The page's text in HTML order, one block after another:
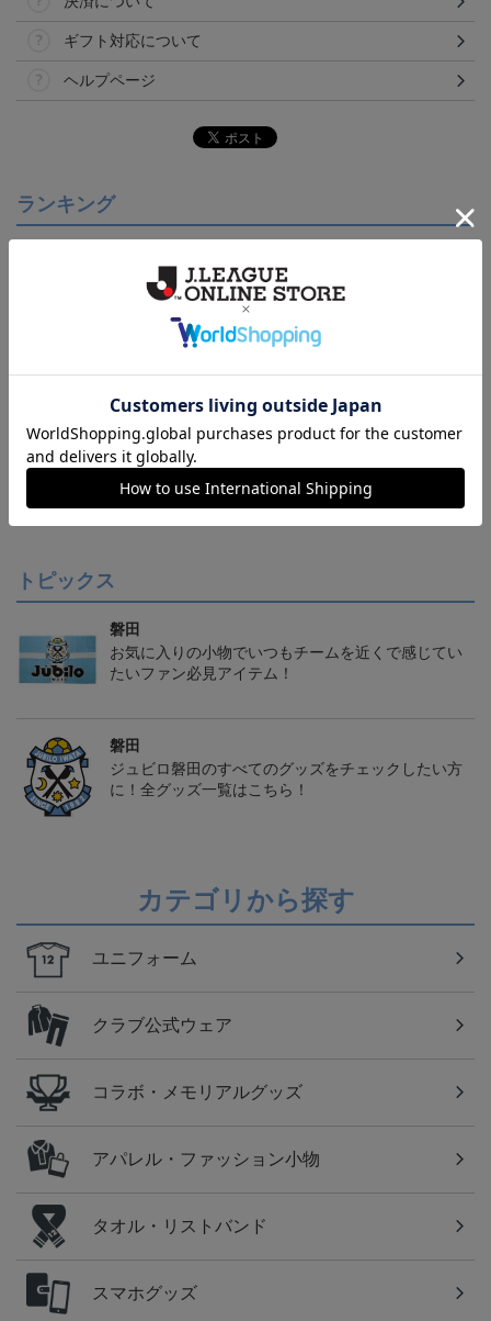
ギフト対応について
ヘルプページ
ランキング
【S～4XL】2026/27ユニ
フォーム オーセンティッ
21,450円～25,950円
【S～4XL】2026/27ユニ
フォーム オーセンティッ
21,450円～25,950円
【S～4XL】2026/27ユニ
フォーム オーセンティッ
クモデル:FP2nd
21,450円～25,950円
トピックス
磐田
お気に入りの小物でいつもチームを近くで感じてい
たいファン必見アイテム！
磐田
ジュビロ磐田のすべてのグッズをチェックしたい方
に！全グッズ一覧はこちら！
カテゴリから探す
ユニフォーム
クラブ公式ウェア
コラボ・メモリアルグッズ
アパレル・ファッション小物
タオル・リストバンド
スマホグッズ